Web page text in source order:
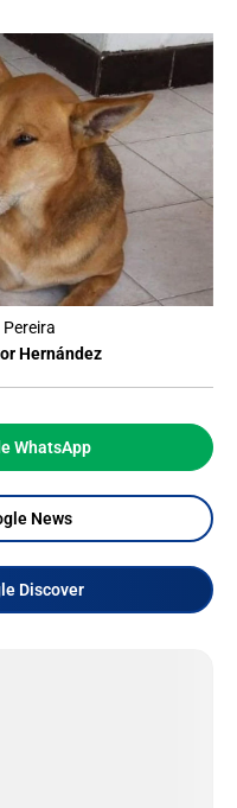
Hernández
WhatsApp
News
Discover